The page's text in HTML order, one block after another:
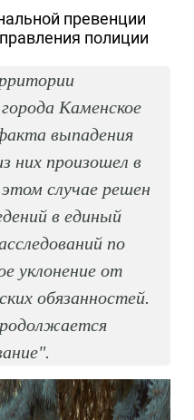
превенции
полиции
Каменское
выпадения
них произошел в
случае решен
в единый
по
уклонение от
обязанностей.